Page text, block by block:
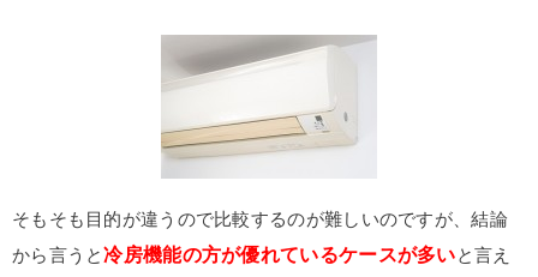
そもそも目的が違うので比較するのが難しいのですが、結論
から言うと冷房機能の方が優れているケースが多いと言え